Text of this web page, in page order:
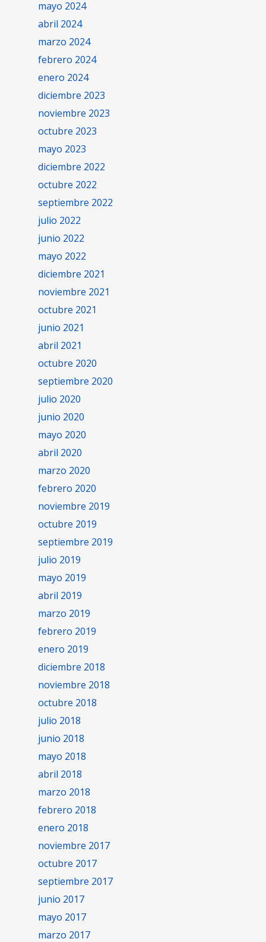
mayo 2024
abril 2024
marzo 2024
febrero 2024
enero 2024
diciembre 2023
noviembre 2023
octubre 2023
mayo 2023
diciembre 2022
octubre 2022
septiembre 2022
julio 2022
junio 2022
mayo 2022
diciembre 2021
noviembre 2021
octubre 2021
junio 2021
abril 2021
octubre 2020
septiembre 2020
julio 2020
junio 2020
mayo 2020
abril 2020
marzo 2020
febrero 2020
noviembre 2019
octubre 2019
septiembre 2019
julio 2019
mayo 2019
abril 2019
marzo 2019
febrero 2019
enero 2019
diciembre 2018
noviembre 2018
octubre 2018
julio 2018
junio 2018
mayo 2018
abril 2018
marzo 2018
febrero 2018
enero 2018
noviembre 2017
octubre 2017
septiembre 2017
junio 2017
mayo 2017
marzo 2017